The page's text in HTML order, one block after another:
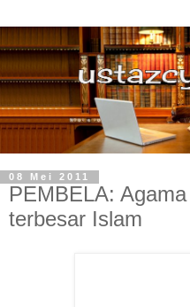
08 Mei 2011
PEMBELA:
terbesar Islam